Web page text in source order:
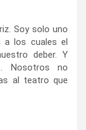
Soy solo uno
a los cuales el
deber. Y
Nosotros no
al teatro que